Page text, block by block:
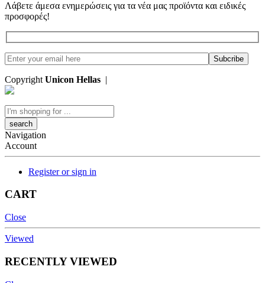
Λάβετε άμεσα ενημερώσεις για τα νέα μας προϊόντα και ειδικές
προσφορές!
Copyright Unicon Hellas |
Search
here
Navigation
Account
Register or sign in
CART
Close
Viewed
RECENTLY VIEWED